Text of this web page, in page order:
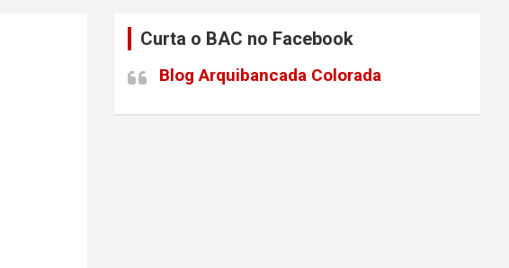
Curta o BAC no Facebook
Blog Arquibancada Colorada